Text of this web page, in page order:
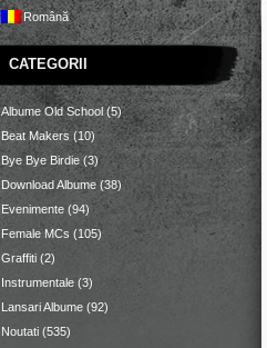
Română
CATEGORII
Albume Old School(5)
Beat Makers(10)
Bye Bye Birdie(3)
Download Albume (38)
Evenimente (94)
Female MCs (105)
Graffiti (2)
Instrumentale (3)
Lansari Albume (92)
Noutati (535)